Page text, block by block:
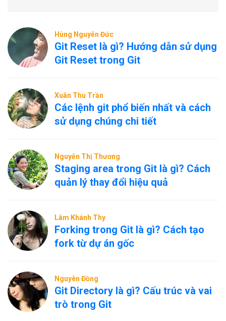
Hùng Nguyễn Đức
Git Reset là gì? Hướng dẫn sử dụng
Git Reset trong Git
Xuân Thu Trần
Các lệnh git phổ biến nhất và cách
sử dụng chúng chi tiết
Nguyễn Thị Thương
Staging area trong Git là gì? Cách
quản lý thay đổi hiệu quả
Lâm Khánh Thy
Forking trong Git là gì? Cách tạo
fork từ dự án gốc
Nguyên Đồng
Git Directory là gì? Cấu trúc và vai
trò trong Git